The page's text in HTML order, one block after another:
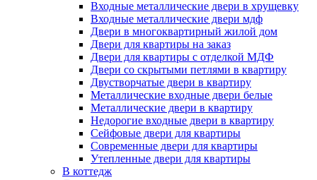
Входные металлические двери в хрущевку
Входные металлические двери мдф
Двери в многоквартирный жилой дом
Двери для квартиры на заказ
Двери для квартиры с отделкой МДФ
Двери со скрытыми петлями в квартиру
Двустворчатые двери в квартиру
Металлические входные двери белые
Металлические двери в квартиру
Недорогие входные двери в квартиру
Сейфовые двери для квартиры
Современные двери для квартиры
Утепленные двери для квартиры
В коттедж